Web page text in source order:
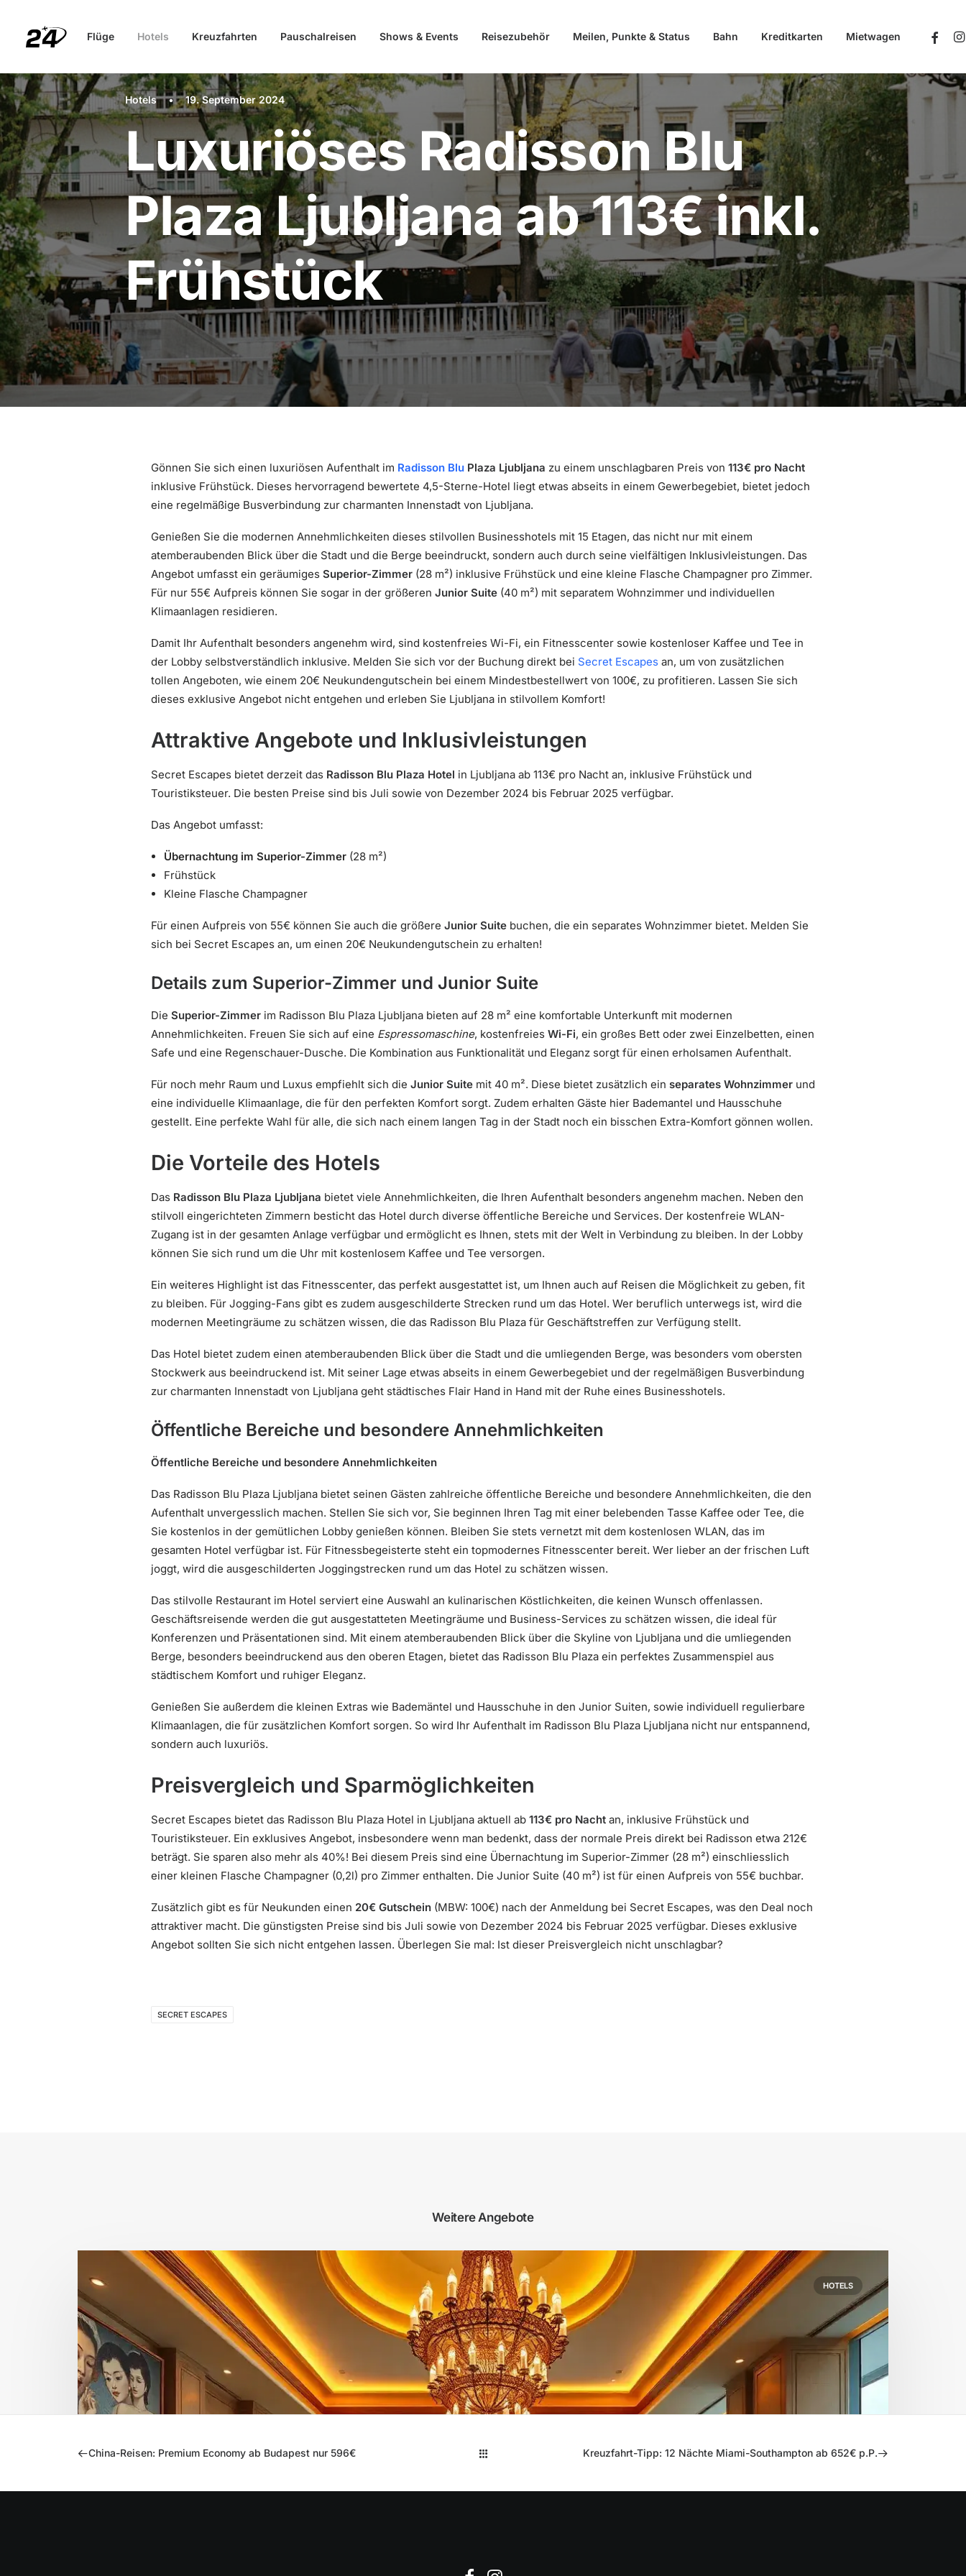
Flüge Hotels Kreuzfahrten Pauschalreisen Shows & Events Reisezubehör Meilen, Punkte & Status Bahn Kreditkarten Mietwagen
Hotels • 19. September 2024
Luxuriöses Radisson Blu
Plaza Ljubljana ab 113€ inkl.
Frühstück
Gönnen Sie sich einen luxuriösen Aufenthalt im Radisson Blu Plaza Ljubljana zu einem unschlagbaren Preis von 113€ pro Nacht
inklusive Frühstück. Dieses hervorragend bewertete 4,5-Sterne-Hotel liegt etwas abseits in einem Gewerbegebiet, bietet jedoch
eine regelmäßige Busverbindung zur charmanten Innenstadt von Ljubljana.
Genießen Sie die modernen Annehmlichkeiten dieses stilvollen Businesshotels mit 15 Etagen, das nicht nur mit einem
atemberaubenden Blick über die Stadt und die Berge beeindruckt, sondern auch durch seine vielfältigen Inklusivleistungen. Das
Angebot umfasst ein geräumiges Superior-Zimmer (28 m²) inklusive Frühstück und eine kleine Flasche Champagner pro Zimmer.
Für nur 55€ Aufpreis können Sie sogar in der größeren Junior Suite (40 m²) mit separatem Wohnzimmer und individuellen
Klimaanlagen residieren.
Damit Ihr Aufenthalt besonders angenehm wird, sind kostenfreies Wi-Fi, ein Fitnesscenter sowie kostenloser Kaffee und Tee in
der Lobby selbstverständlich inklusive. Melden Sie sich vor der Buchung direkt bei Secret Escapes an, um von zusätzlichen
tollen Angeboten, wie einem 20€ Neukundengutschein bei einem Mindestbestellwert von 100€, zu profitieren. Lassen Sie sich
dieses exklusive Angebot nicht entgehen und erleben Sie Ljubljana in stilvollem Komfort!
Attraktive Angebote und Inklusivleistungen
Secret Escapes bietet derzeit das Radisson Blu Plaza Hotel in Ljubljana ab 113€ pro Nacht an, inklusive Frühstück und
Touristiksteuer. Die besten Preise sind bis Juli sowie von Dezember 2024 bis Februar 2025 verfügbar.
Das Angebot umfasst:
Übernachtung im Superior-Zimmer (28 m²)
Frühstück
Kleine Flasche Champagner
Für einen Aufpreis von 55€ können Sie auch die größere Junior Suite buchen, die ein separates Wohnzimmer bietet. Melden Sie
sich bei Secret Escapes an, um einen 20€ Neukundengutschein zu erhalten!
Details zum Superior-Zimmer und Junior Suite
Die Superior-Zimmer im Radisson Blu Plaza Ljubljana bieten auf 28 m² eine komfortable Unterkunft mit modernen
Annehmlichkeiten. Freuen Sie sich auf eine Espressomaschine, kostenfreies Wi-Fi, ein großes Bett oder zwei Einzelbetten, einen
Safe und eine Regenschauer-Dusche. Die Kombination aus Funktionalität und Eleganz sorgt für einen erholsamen Aufenthalt.
Für noch mehr Raum und Luxus empfiehlt sich die Junior Suite mit 40 m². Diese bietet zusätzlich ein separates Wohnzimmer und
eine individuelle Klimaanlage, die für den perfekten Komfort sorgt. Zudem erhalten Gäste hier Bademantel und Hausschuhe
gestellt. Eine perfekte Wahl für alle, die sich nach einem langen Tag in der Stadt noch ein bisschen Extra-Komfort gönnen wollen.
Die Vorteile des Hotels
Das Radisson Blu Plaza Ljubljana bietet viele Annehmlichkeiten, die Ihren Aufenthalt besonders angenehm machen. Neben den
stilvoll eingerichteten Zimmern besticht das Hotel durch diverse öffentliche Bereiche und Services. Der kostenfreie WLAN-
Zugang ist in der gesamten Anlage verfügbar und ermöglicht es Ihnen, stets mit der Welt in Verbindung zu bleiben. In der Lobby
können Sie sich rund um die Uhr mit kostenlosem Kaffee und Tee versorgen.
Ein weiteres Highlight ist das Fitnesscenter, das perfekt ausgestattet ist, um Ihnen auch auf Reisen die Möglichkeit zu geben, fit
zu bleiben. Für Jogging-Fans gibt es zudem ausgeschilderte Strecken rund um das Hotel. Wer beruflich unterwegs ist, wird die
modernen Meetingräume zu schätzen wissen, die das Radisson Blu Plaza für Geschäftstreffen zur Verfügung stellt.
Das Hotel bietet zudem einen atemberaubenden Blick über die Stadt und die umliegenden Berge, was besonders vom obersten
Stockwerk aus beeindruckend ist. Mit seiner Lage etwas abseits in einem Gewerbegebiet und der regelmäßigen Busverbindung
zur charmanten Innenstadt von Ljubljana geht städtisches Flair Hand in Hand mit der Ruhe eines Businesshotels.
Öffentliche Bereiche und besondere Annehmlichkeiten
Öffentliche Bereiche und besondere Annehmlichkeiten
Das Radisson Blu Plaza Ljubljana bietet seinen Gästen zahlreiche öffentliche Bereiche und besondere Annehmlichkeiten, die den
Aufenthalt unvergesslich machen. Stellen Sie sich vor, Sie beginnen Ihren Tag mit einer belebenden Tasse Kaffee oder Tee, die
Sie kostenlos in der gemütlichen Lobby genießen können. Bleiben Sie stets vernetzt mit dem kostenlosen WLAN, das im
gesamten Hotel verfügbar ist. Für Fitnessbegeisterte steht ein topmodernes Fitnesscenter bereit. Wer lieber an der frischen Luft
joggt, wird die ausgeschilderten Joggingstrecken rund um das Hotel zu schätzen wissen.
Das stilvolle Restaurant im Hotel serviert eine Auswahl an kulinarischen Köstlichkeiten, die keinen Wunsch offenlassen.
Geschäftsreisende werden die gut ausgestatteten Meetingräume und Business-Services zu schätzen wissen, die ideal für
Konferenzen und Präsentationen sind. Mit einem atemberaubenden Blick über die Skyline von Ljubljana und die umliegenden
Berge, besonders beeindruckend aus den oberen Etagen, bietet das Radisson Blu Plaza ein perfektes Zusammenspiel aus
städtischem Komfort und ruhiger Eleganz.
Genießen Sie außerdem die kleinen Extras wie Bademäntel und Hausschuhe in den Junior Suiten, sowie individuell regulierbare
Klimaanlagen, die für zusätzlichen Komfort sorgen. So wird Ihr Aufenthalt im Radisson Blu Plaza Ljubljana nicht nur entspannend,
sondern auch luxuriös.
Preisvergleich und Sparmöglichkeiten
Secret Escapes bietet das Radisson Blu Plaza Hotel in Ljubljana aktuell ab 113€ pro Nacht an, inklusive Frühstück und
Touristiksteuer. Ein exklusives Angebot, insbesondere wenn man bedenkt, dass der normale Preis direkt bei Radisson etwa 212€
beträgt. Sie sparen also mehr als 40%! Bei diesem Preis sind eine Übernachtung im Superior-Zimmer (28 m²) einschliesslich
einer kleinen Flasche Champagner (0,2l) pro Zimmer enthalten. Die Junior Suite (40 m²) ist für einen Aufpreis von 55€ buchbar.
Zusätzlich gibt es für Neukunden einen 20€ Gutschein (MBW: 100€) nach der Anmeldung bei Secret Escapes, was den Deal noch
attraktiver macht. Die günstigsten Preise sind bis Juli sowie von Dezember 2024 bis Februar 2025 verfügbar. Dieses exklusive
Angebot sollten Sie sich nicht entgehen lassen. Überlegen Sie mal: Ist dieser Preisvergleich nicht unschlagbar?
SECRET ESCAPES
Weitere Angebote
HOTELS
China-Reisen: Premium Economy ab Budapest nur 596€ Kreuzfahrt-Tipp: 12 Nächte Miami-Southampton ab 652€ p.P.